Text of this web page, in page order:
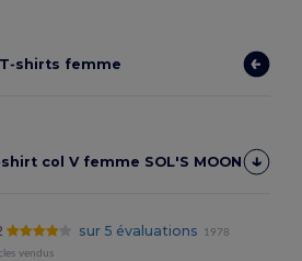
femme
col V femme SOL'S MOON
sur 5 évaluations
1978
vendus